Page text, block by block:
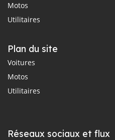
Motos
Utilitaires
Plan du site
Voitures
Motos
Utilitaires
Réseaux sociaux et flux